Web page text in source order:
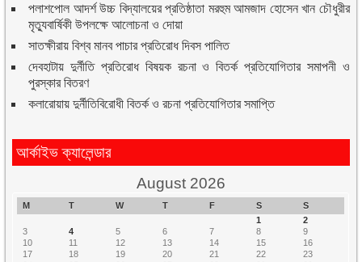
পলাশপোল আদর্শ উচ্চ বিদ্যালয়ের প্রতিষ্ঠাতা মরহুম আমজাদ হোসেন খান চৌধুরীর
মৃত্যুবার্ষিকী উপলক্ষে আলোচনা ও দোয়া
সাতক্ষীরায় বিশ্ব মানব পাচার প্রতিরোধ দিবস পালিত
দেবহাটায় দুর্নীতি প্রতিরোধ বিষয়ক রচনা ও বিতর্ক প্রতিযোগিতার সমাপনী ও
পুরস্কার বিতরণ
কলারোয়ায় দুর্নীতিবিরোধী বিতর্ক ও রচনা প্রতিযোগিতার সমাপ্তি
আর্কাইভ ক্যালেন্ডার
August 2026
M T W T F S
S
1
2
3
4 5 6 7 8
9
10
11 12 13 14 15
16
17
18 19 20 21 22
23